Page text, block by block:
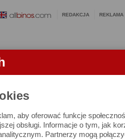
aby oferować funkcje
obsługi. Informacje o tym, jak
Partnerzy mogą
REDAKCJA REKLAMA
i 1581 ocen.